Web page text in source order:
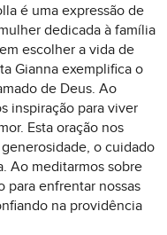
é uma expressão de
dedicada à família
escolher a vida de
Gianna exemplifica o
de Deus. Ao
inspiração para viver
Esta oração nos
o cuidado
Ao meditarmos sobre
para enfrentar nossas
na providência